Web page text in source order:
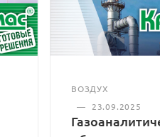
ВОЗДУХ
—
23.09.2025